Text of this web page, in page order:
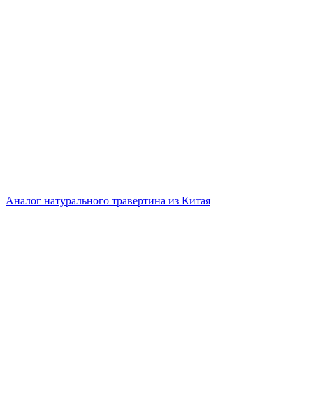
Аналог натурального травертина из Китая